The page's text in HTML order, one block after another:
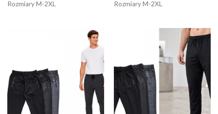
Rozmiary M-2XL
Rozmiary M-2XL